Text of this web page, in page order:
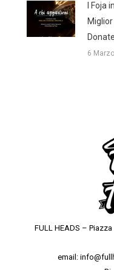
I Foja
6
FULL HEADS –
email: